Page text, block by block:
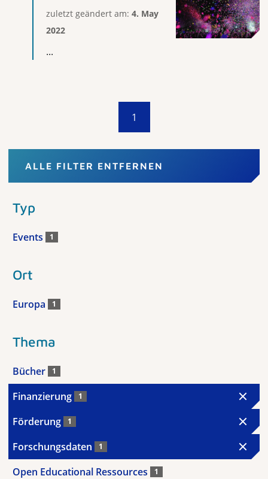
zuletzt geändert am: 4. May
2022
...
1
ALLE FILTER ENTFERNEN
Typ
Events 1
Ort
Europa 1
Thema
Bücher 1
Finanzierung 1
Förderung 1
Forschungsdaten 1
Open Educational Ressources 1